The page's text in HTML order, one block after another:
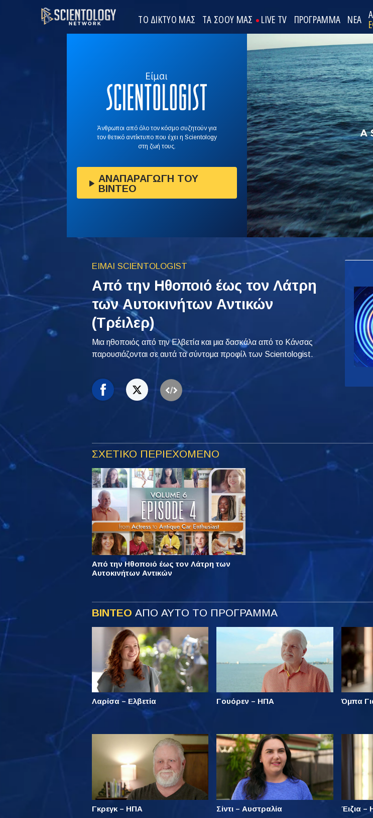
ΤΟ ΔΙΚΤΥΟ ΜΑΣ ΤΑ ΣΟΟΥ ΜΑΣ LIVE TV ΠΡΟΓΡΑΜΜΑ ΝΕΑ
Άνθρωποι από όλο τον κόσμο συζητούν για
τον θετικό αντίκτυπο που έχει η Scientology
στη ζωή τους.
ΑΝΑΠΑΡΑΓΩΓΗ ΤΟΥ
ΒΙΝΤΕΟ
ΕΙΜΑΙ SCIENTOLOGIST
Από την Ηθοποιό έως τον Λάτρη
των Αυτοκινήτων Αντικών
(Τρέιλερ)
Μια ηθοποιός από την Ελβετία και μια δασκάλα από το Κάνσας
παρουσιάζονται σε αυτά τα σύντομα προφίλ των Scientologist.
ΣΧΕΤΙΚΟ ΠΕΡΙΕΧΟΜΕΝΟ
Από την Ηθοποιό έως τον Λάτρη των
Αυτοκινήτων Αντικών
ΒΙΝΤΕΟ ΑΠΟ ΑΥΤΟ ΤΟ ΠΡΟΓΡΑΜΜΑ
Λαρίσα – Ελβετία Γουόρεν – ΗΠΑ Όμπα
Γκρεγκ – ΗΠΑ Σίντι – Αυστραλία Έιζια –